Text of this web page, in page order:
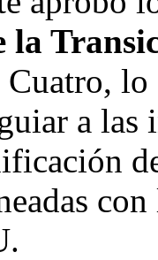
la
a las